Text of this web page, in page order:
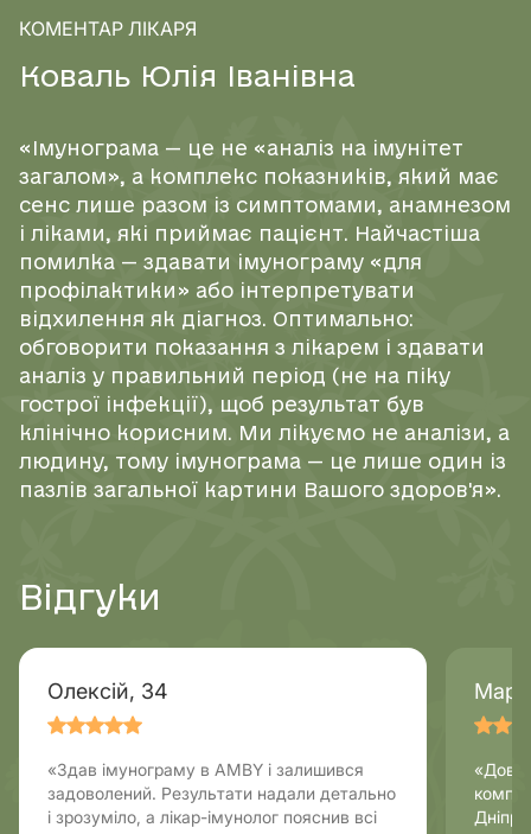
КОМЕНТАР ЛІКАРЯ
Коваль Юлія ванівна
«Імунограма — це не «аналіз на імунітет
загалом», а комплекс показників, який має
сенс лише разом із симптомами, анамнезом
і ліками, які приймає пацієнт. Найчастіша
помилка — здавати імунограму «для
профілактики» або інтерпретувати
відхилення як діагноз. Оптимально:
обговорити показання з лікарем і здавати
аналіз у правильний період (не на піку
гострої інфекції), щоб результат був
клінічно корисним. Ми лікуємо не аналізи, а
людину, тому імунограма — це лише один із
пазлів загальної картини Вашого здоров'я».
Відгуки
Олексій, 34
«Здав імунограму в AMBY і залишився
задоволений. Результати надали детально
і зрозуміло, а лікар-імунолог пояснив всі